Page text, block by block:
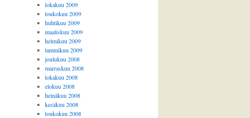
lokakuu 2009
toukokuu 2009
huhtikuu 2009
maaliskuu 2009
helmikuu 2009
tammikuu 2009
joulukuu 2008
marraskuu 2008
lokakuu 2008
elokuu 2008
heinäkuu 2008
kesäkuu 2008
toukokuu 2008